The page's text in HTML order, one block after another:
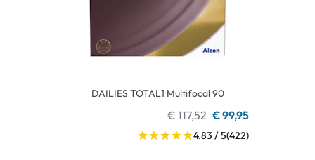
DAILIES TOTAL1 Multifocal 90
€ 117,52 € 99,95
4.83 / 5(422)